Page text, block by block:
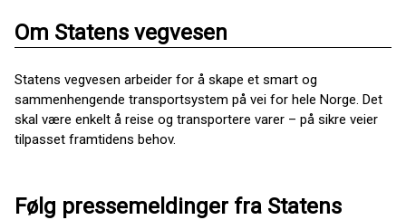
Om Statens vegvesen
Statens vegvesen arbeider for å skape et smart og
sammenhengende transportsystem på vei for hele Norge. Det
skal være enkelt å reise og transportere varer – på sikre veier
tilpasset framtidens behov.
Følg pressemeldinger fra Statens